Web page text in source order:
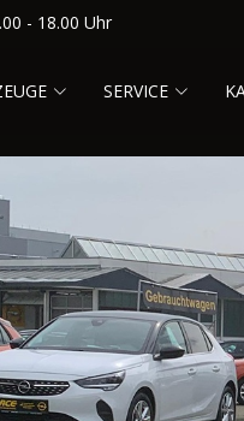
- 18.00 Uhr
SERVICE